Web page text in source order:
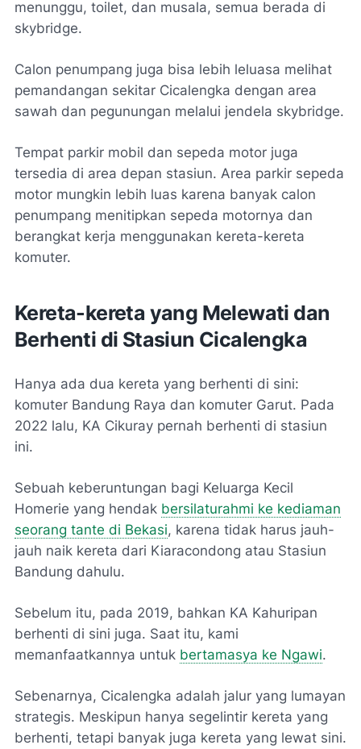
menunggu, toilet, dan musala, semua berada di
skybridge.
Calon penumpang juga bisa lebih leluasa melihat
pemandangan sekitar Cicalengka dengan area
sawah dan pegunungan melalui jendela skybridge.
Tempat parkir mobil dan sepeda motor juga
tersedia di area depan stasiun. Area parkir sepeda
motor mungkin lebih luas karena banyak calon
penumpang menitipkan sepeda motornya dan
berangkat kerja menggunakan kereta-kereta
komuter.
Kereta-kereta yang Melewati dan
Berhenti di Stasiun Cicalengka
Hanya ada dua kereta yang berhenti di sini:
komuter Bandung Raya dan komuter Garut. Pada
2022 lalu, KA Cikuray pernah berhenti di stasiun
ini.
Sebuah keberuntungan bagi Keluarga Kecil
Homerie yang hendak bersilaturahmi ke kediaman
seorang tante di Bekasi, karena tidak harus jauh-
jauh naik kereta dari Kiaracondong atau Stasiun
Bandung dahulu.
Sebelum itu, pada 2019, bahkan KA Kahuripan
berhenti di sini juga. Saat itu, kami
memanfaatkannya untuk bertamasya ke Ngawi.
Sebenarnya, Cicalengka adalah jalur yang lumayan
strategis. Meskipun hanya segelintir kereta yang
berhenti, tetapi banyak juga kereta yang lewat sini.